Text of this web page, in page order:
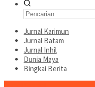
Jurnal Karimun
Jurnal Batam
Jurnal Inhil
Dunia Maya
Bingkai Berita